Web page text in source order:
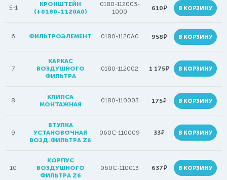
5-1
КРОНШТЕЙН
(+0180-1120A0)
0180-112003-
1000
610руб. В КОРЗИНУ
6 ФИЛЬТРОЭЛЕМЕНТ 0180-1120A0 958руб. В КОРЗИНУ
7
КАРКАС
ВОЗДУШНОГО
ФИЛЬТРА
0180-112002 1 175руб. В КОРЗИНУ
8
КЛИПСА
МОНТАЖНАЯ
0180-110003 175руб. В КОРЗИНУ
9
ВТУЛКА
УСТАНОВОЧНАЯ
ВОЗД.ФИЛЬТРА Z6
060C-110009 33руб. В КОРЗИНУ
10
КОРПУС
ВОЗДУШНОГО
ФИЛЬТРА Z6
060C-110013 637руб. В КОРЗИНУ